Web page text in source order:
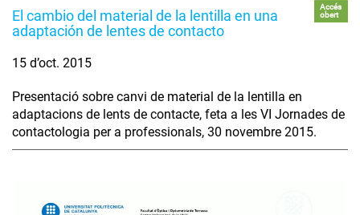
El cambio del material de la lentilla en una
adaptación de lentes de contacto
Accés
obert
15 d’oct. 2015
Presentació sobre canvi de material de la lentilla en
adaptacions de lents de contacte, feta a les VI Jornades de
contactologia per a professionals, 30 novembre 2015.